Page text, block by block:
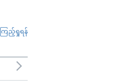
ြည့်ရှုရန်